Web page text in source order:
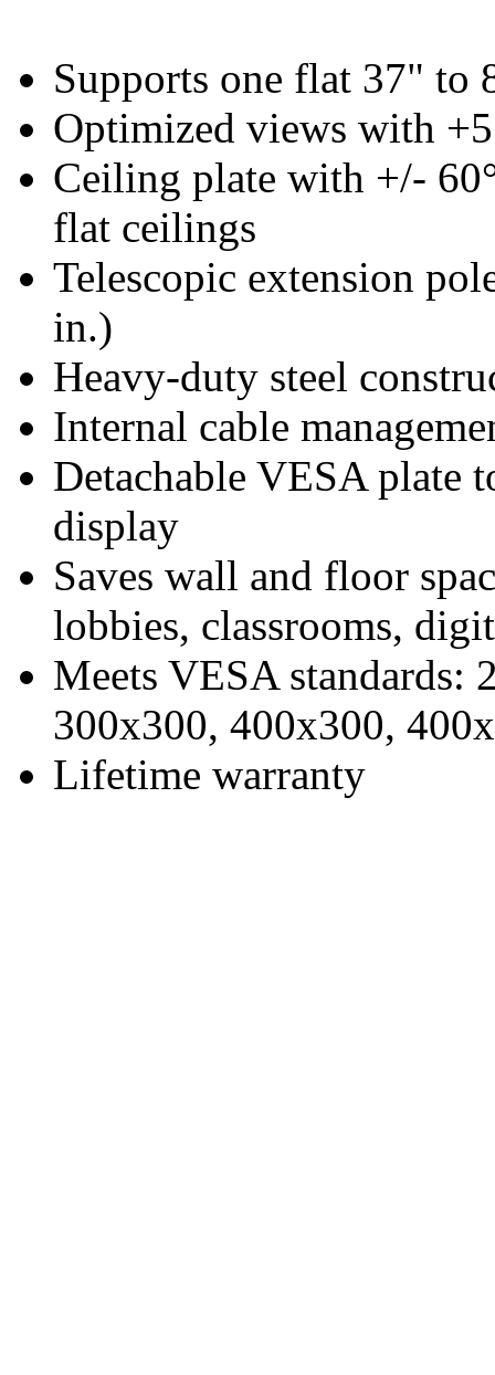
Supports one flat 37" to
Optimized views with
Ceiling plate with +/-
flat ceilings
Telescopic extension
in.)
Heavy-duty steel
Internal cable
Detachable VESA plate
display
Saves wall and floor
lobbies, classrooms,
Meets VESA standards:
300x300, 400x300,
Lifetime warranty